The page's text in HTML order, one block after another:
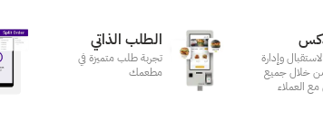
وإدارة
خلال جميع
مع العملاء
الطلب الذاتي
تجربة طلب متميزة في
مطعمك‎